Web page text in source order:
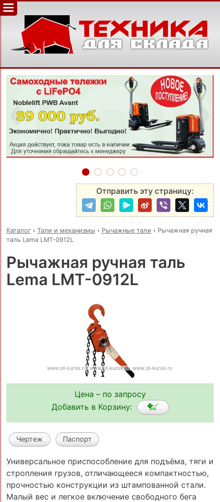
‹ ›
Отправить эту страницу:
Каталог› Тали и механизмы › Рычажные тали › Рычажная ручная
таль Lema LMT-0912L
Рычажная ручная таль
Lema LMT-0912L
Цена – по запросу
Добавить в Корзину:
Чертеж Паспорт
Универсальное приспособление для подъёма, тяги и
стропления грузов, отличающееся компактностью,
прочностью конструкции из штампованной стали.
Малый вес и легкое включение свободного бега